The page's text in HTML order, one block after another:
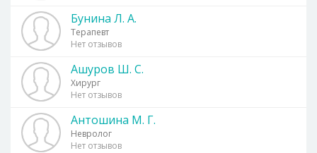
Бунина Л. А.
Терапевт
Нет отзывов
Ашуров Ш. С.
Хирург
Нет отзывов
Антошина М. Г.
Невролог
Нет отзывов